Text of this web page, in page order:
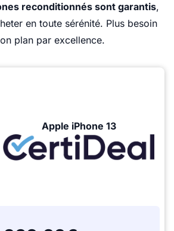
reconditionnés sont garantis,
en toute sérénité. Plus besoin
plan par excellence.
Apple iPhone 13